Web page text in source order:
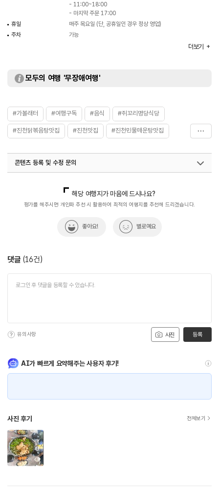
- 11:00~18:00
- 마지막 주문 17:00
휴일
매주 목요일 (단, 공휴일인 경우 정상 영업)
주차
가능
더보기
모두의 여행 '무장애여행'
#가볼래터 #여행구독 #음식 #쥐꼬리명당식당
#진천닭볶음탕맛집 #진천맛집 #진천민물매운탕맛집
콘텐츠 등록 및 수정 문의
해당 여행지가 마음에 드시나요?
평가를 해주시면 개인화 추천 시 활용하여 최적의 여행지를 추천해 드리겠습니다.
좋아요! 별로예요
댓글 (16건)
사진
유의사항 등록
AI가 빠르게 요약해주는 사용자 후기!
사진 후기 전체보기